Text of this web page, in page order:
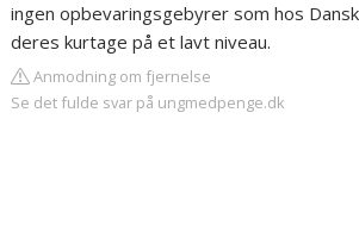
ingen opbevaringsgebyrer som hos
deres kurtage på et lavt niveau.
Anmodning om fjernelse
Se det fulde svar på ungmedpenge.dk